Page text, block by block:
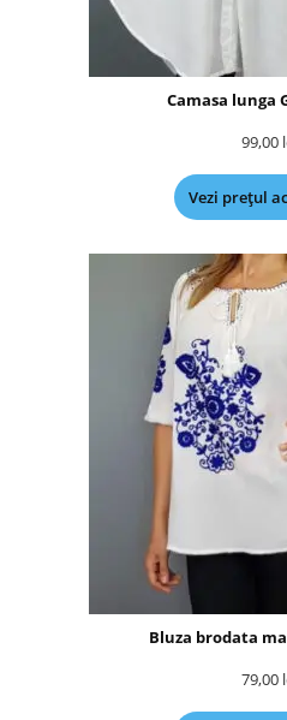
Camasa lunga
99,00
Vezi prețul
Bluza brodata
79,00